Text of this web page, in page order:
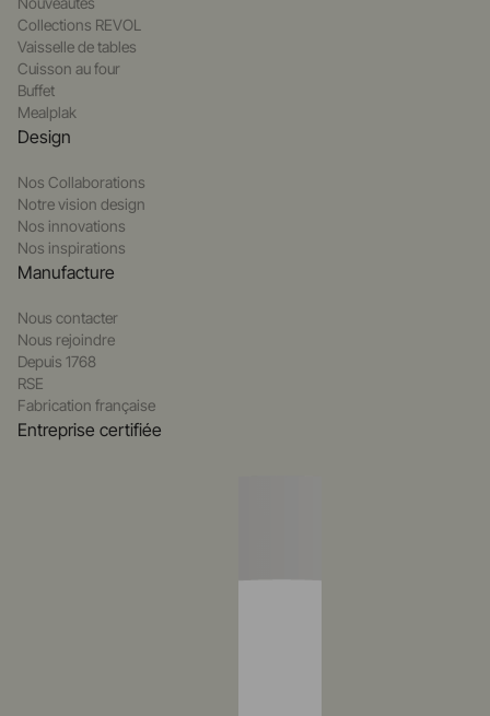
Collections REVOL
Vaisselle de tables
Cuisson au four
Buffet
Mealplak
Design
Nos Collaborations
Notre vision design
Nos innovations
Nos inspirations
Manufacture
Nous contacter
Nous rejoindre
Depuis 1768
RSE
Fabrication française
Entreprise certifiée